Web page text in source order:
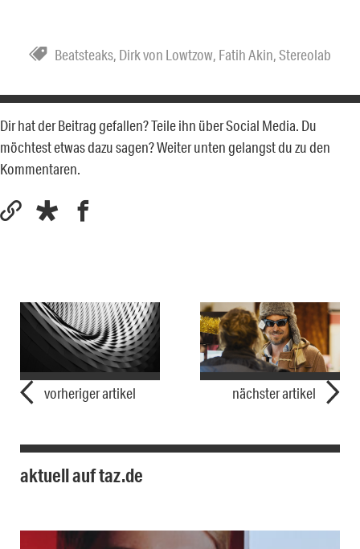
Beatsteaks, Dirk von Lowtzow, Fatih Akin,Stereolab
Dir hat der Beitrag gefallen? Teile ihn über Social Media. Du
möchtest etwas dazu sagen? Weiter unten gelangst du zu den
Kommentaren.
vorheriger artikel nächster artikel
aktuell auf taz.de